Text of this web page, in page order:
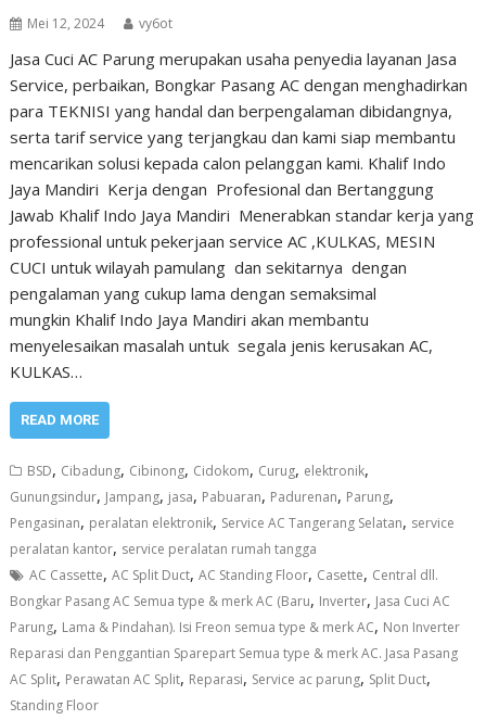
Mei 12, 2024 vy6ot
Jasa Cuci AC Parung merupakan usaha penyedia layanan Jasa
Service, perbaikan, Bongkar Pasang AC dengan menghadirkan
para TEKNISI yang handal dan berpengalaman dibidangnya,
serta tarif service yang terjangkau dan kami siap membantu
mencarikan solusi kepada calon pelanggan kami. Khalif Indo
Jaya Mandiri Kerja dengan Profesional dan Bertanggung
Jawab Khalif Indo Jaya Mandiri Menerabkan standar kerja yang
professional untuk pekerjaan service AC ,KULKAS, MESIN
CUCI untuk wilayah pamulang dan sekitarnya dengan
pengalaman yang cukup lama dengan semaksimal
mungkin Khalif Indo Jaya Mandiri akan membantu
menyelesaikan masalah untuk segala jenis kerusakan AC,
KULKAS…
READ MORE
BSD, Cibadung, Cibinong, Cidokom, Curug, elektronik,
Gunungsindur, Jampang, jasa, Pabuaran, Padurenan, Parung,
Pengasinan, peralatan elektronik, Service AC Tangerang Selatan, service
peralatan kantor, service peralatan rumah tangga
AC Cassette,AC Split Duct,AC Standing Floor, Casette, Central dll.
Bongkar Pasang AC Semua type & merk AC (Baru, Inverter, Jasa Cuci AC
Parung, Lama & Pindahan). Isi Freon semua type & merk AC, Non Inverter
Reparasi dan Penggantian Sparepart Semua type & merk AC. Jasa Pasang
AC Split, Perawatan AC Split, Reparasi, Service ac parung, Split Duct,
Standing Floor